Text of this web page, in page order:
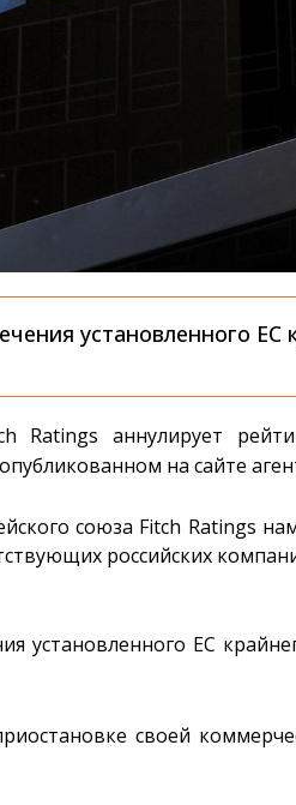
установленного ЕС
Ratings аннулирует
на сайте
союза Fitch Ratings
российских
установленного ЕС
своей